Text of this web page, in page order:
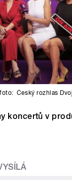
foto: Český rozhlas
koncertů v